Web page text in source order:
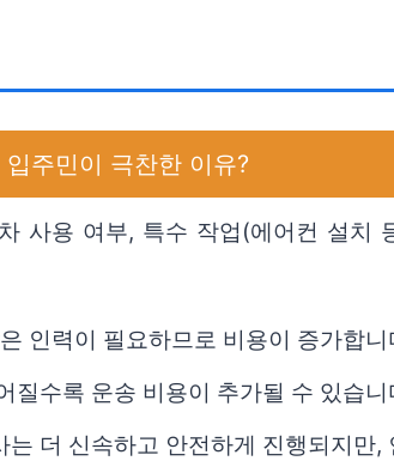
주민이 극찬한 이유?
사용 여부, 특수 작업(에어컨 설
인력이 필요하므로 비용이 증가합니
질수록 운송 비용이 추가될 수 있습니
더 신속하고 안전하게 진행되지만,